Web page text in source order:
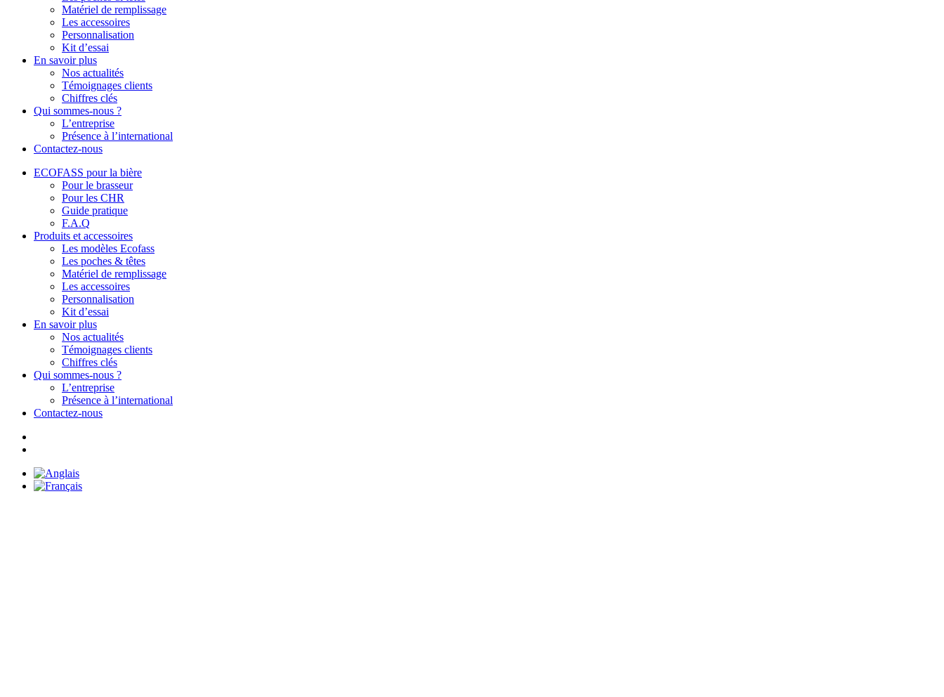
Matériel de remplissage
Les accessoires
Personnalisation
Kit d’essai
En savoir plus
Nos actualités
Témoignages clients
Chiffres clés
Qui sommes-nous ?
L’entreprise
Présence à l’international
Contactez-nous
ECOFASS pour la bière
Pour le brasseur
Pour les CHR
Guide pratique
F.A.Q
Produits et accessoires
Les modèles Ecofass
Les poches & têtes
Matériel de remplissage
Les accessoires
Personnalisation
Kit d’essai
En savoir plus
Nos actualités
Témoignages clients
Chiffres clés
Qui sommes-nous ?
L’entreprise
Présence à l’international
Contactez-nous